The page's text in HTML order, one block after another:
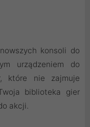
konsoli do
urządzeniem do
które nie zajmuje
biblioteka gier
akcji.